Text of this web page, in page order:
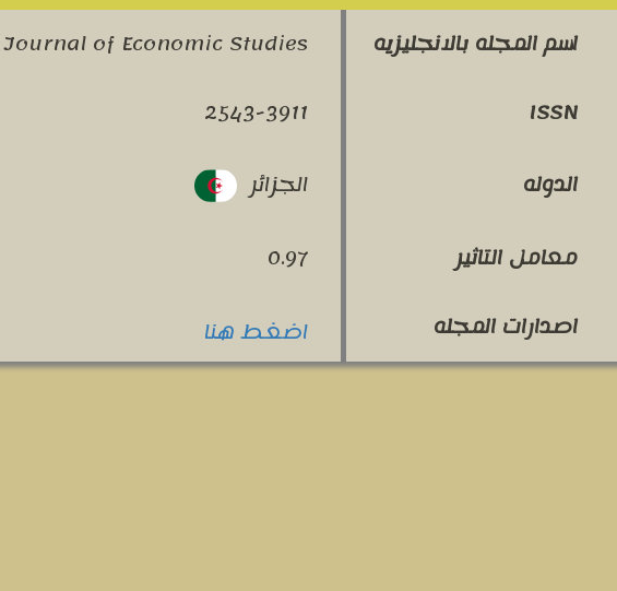
اسم المجله بالانجليزيه
of Economic Studies
ISSN
2543-3911
الدوله
الجزائر
معامل التاثير
0.97
اصدارات المجله
اضغط هنا